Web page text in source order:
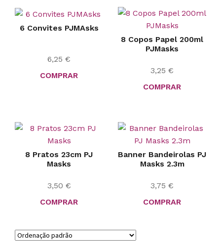
6 Convites PJMAsks
6,25 €
COMPRAR
8 Copos Papel 200ml
PJMasks
3,25 €
COMPRAR
8 Pratos 23cm PJ
Masks
3,50 €
COMPRAR
Banner Bandeirolas PJ
Masks 2.3m
3,75 €
COMPRAR